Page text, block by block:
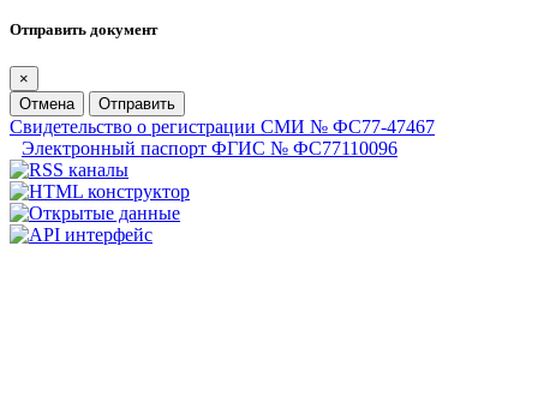
Отправить документ
×
Отмена
Отправить
Свидетельство о регистрации СМИ № ФС77-47467
Электронный паспорт ФГИС № ФС77110096